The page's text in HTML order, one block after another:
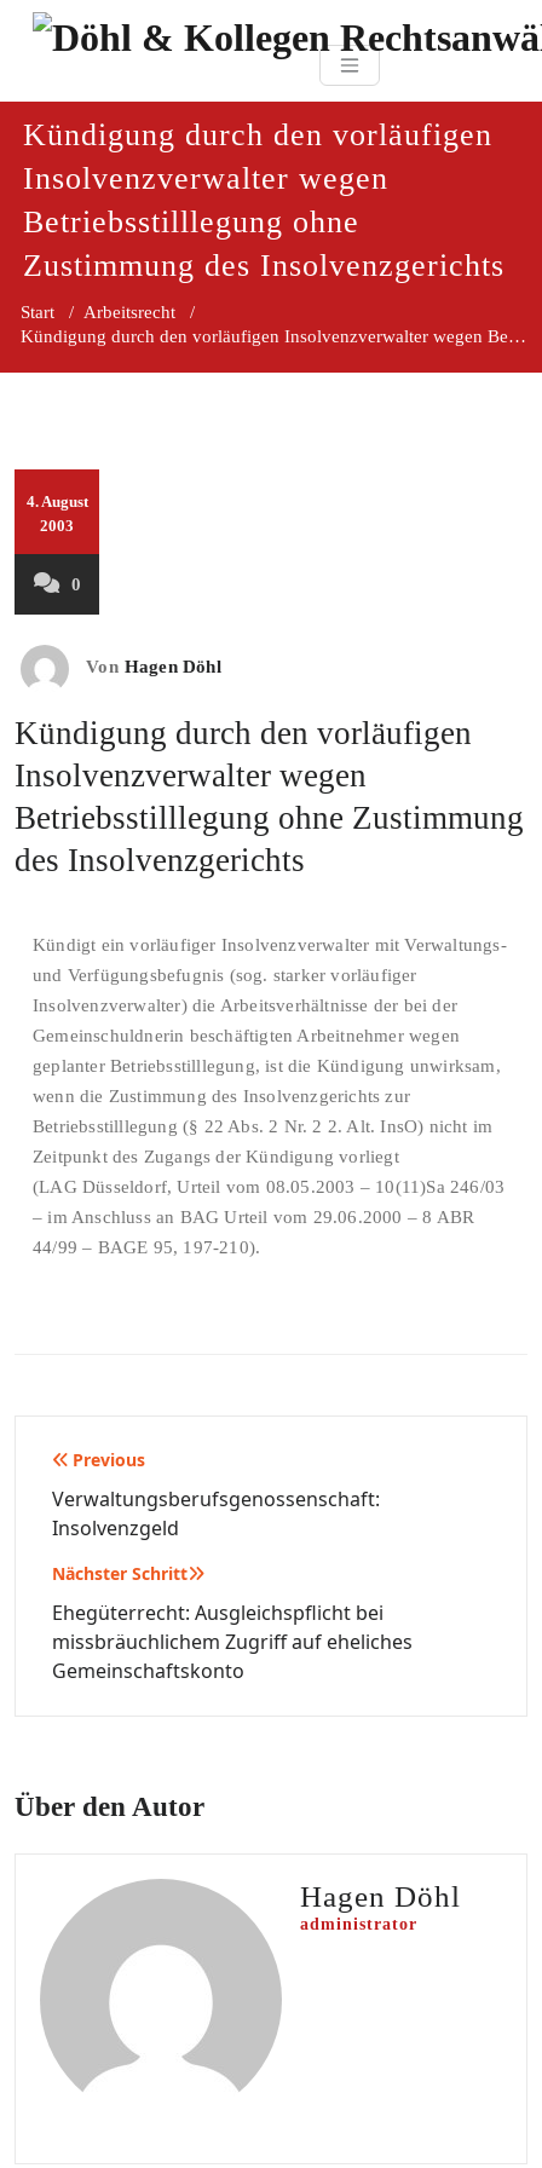
Zum
Döhl & Kollegen
Kündigung durch den vorläufigen
Insolvenzverwalter wegen
Betriebsstilllegung ohne
Zustimmung des Insolvenzgerichts
Start / Arbeitsrecht /
Kündigung durch den vorläufigen Insolvenzverwalter wegen Betriebsstilllegung ohne Zustimmung des Insolvenzgerichts
4. August
2003
0
Von Hagen Döhl
Kündigung durch den vorläufigen
Insolvenzverwalter wegen
Betriebsstilllegung ohne Zustimmung
des Insolvenzgerichts
Kündigt ein vorläufiger Insolvenzverwalter mit Verwaltungs-
und Verfügungsbefugnis (sog. starker vorläufiger
Insolvenzverwalter) die Arbeitsverhältnisse der bei der
Gemeinschuldnerin beschäftigten Arbeitnehmer wegen
geplanter Betriebsstilllegung, ist die Kündigung unwirksam,
wenn die Zustimmung des Insolvenzgerichts zur
Betriebsstilllegung (§ 22 Abs. 2 Nr. 2 2. Alt. InsO) nicht im
Zeitpunkt des Zugangs der Kündigung vorliegt
(LAG Düsseldorf, Urteil vom 08.05.2003 – 10(11)Sa 246/03
– im Anschluss an BAG Urteil vom 29.06.2000 – 8 ABR
44/99 – BAGE 95, 197-210).
Beitragsnavigation
Previous
Verwaltungsberufsgenossenschaft:
Insolvenzgeld
Nächster Schritt
Ehegüterrecht: Ausgleichspflicht bei
missbräuchlichem Zugriff auf eheliches
Gemeinschaftskonto
Über den Autor
Hagen Döhl
administrator